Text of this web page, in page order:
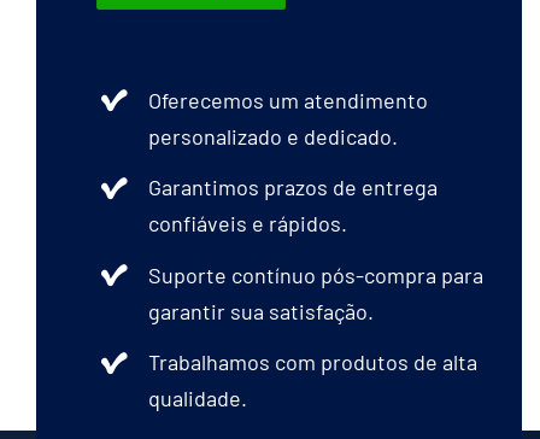
Oferecemos um atendimento
personalizado e dedicado.
Garantimos prazos de entrega
confiáveis e rápidos.
Suporte contínuo pós-compra para
garantir sua satisfação.
Trabalhamos com produtos de alta
qualidade.